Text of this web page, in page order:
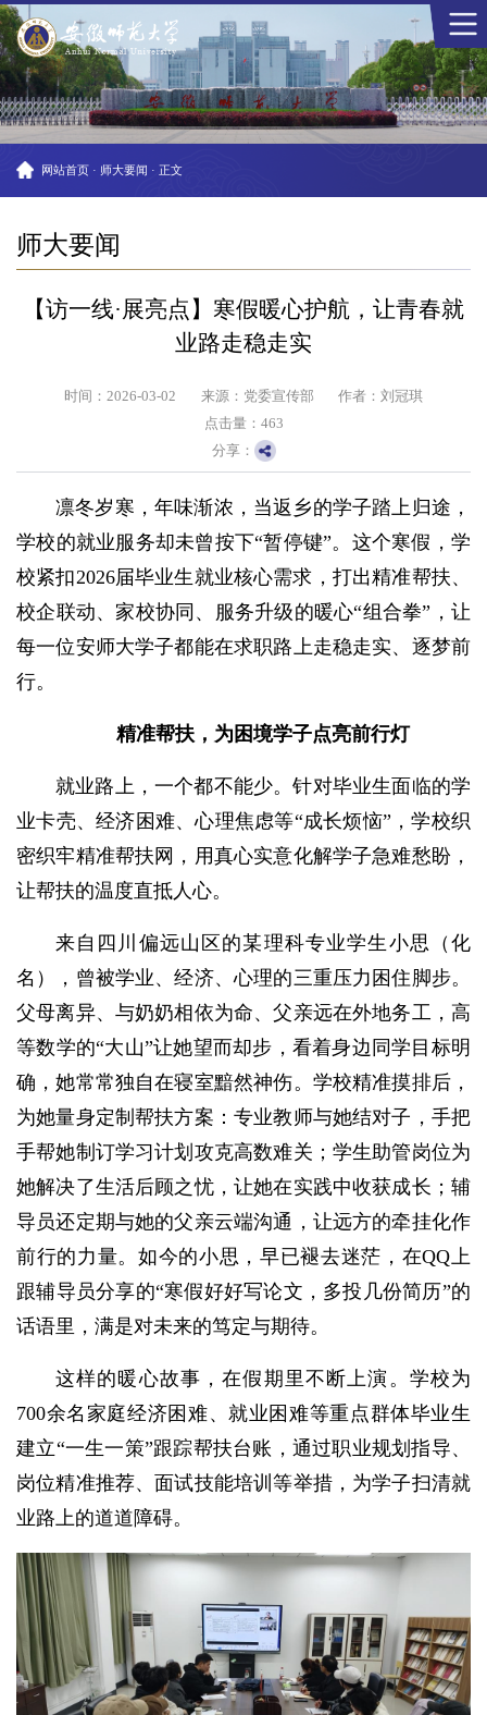
网站首页 · 师大要闻 · 正文
师大要闻
【访一线·展亮点】寒假暖心护航，让青春就
业路走稳走实
时间：2026-03-02 来源：党委宣传部
作者：刘冠琪
点击量： 463
分享：
凛冬岁寒，年味渐浓，当返乡的学子踏上归途，
学校的就业服务却未曾按下“暂停键”。这个寒假，学
校紧扣2026届毕业生就业核心需求，打出精准帮扶、
校企联动、家校协同、服务升级的暖心“组合拳”，让
每一位安师大学子都能在求职路上走稳走实、逐梦前
行。
精准帮扶，为困境学子点亮前行灯
就业路上，一个都不能少。针对毕业生面临的学
业卡壳、经济困难、心理焦虑等“成长烦恼”，学校织
密织牢精准帮扶网，用真心实意化解学子急难愁盼，
让帮扶的温度直抵人心。
来自四川偏远山区的某理科专业学生小思（化
名），曾被学业、经济、心理的三重压力困住脚步。
父母离异、与奶奶相依为命、父亲远在外地务工，高
等数学的“大山”让她望而却步，看着身边同学目标明
确，她常常独自在寝室黯然神伤。学校精准摸排后，
为她量身定制帮扶方案：专业教师与她结对子，手把
手帮她制订学习计划攻克高数难关；学生助管岗位为
她解决了生活后顾之忧，让她在实践中收获成长；辅
导员还定期与她的父亲云端沟通，让远方的牵挂化作
前行的力量。如今的小思，早已褪去迷茫，在QQ上
跟辅导员分享的“寒假好好写论文，多投几份简历”的
话语里，满是对未来的笃定与期待。
这样的暖心故事，在假期里不断上演。学校为
700余名家庭经济困难、就业困难等重点群体毕业生
建立“一生一策”跟踪帮扶台账，通过职业规划指导、
岗位精准推荐、面试技能培训等举措，为学子扫清就
业路上的道道障碍。